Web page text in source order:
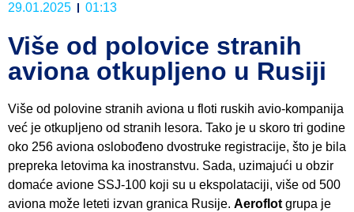
29.01.2025 01:13
Više od polovice stranih
aviona otkupljeno u Rusiji
Više od polovine stranih aviona u floti ruskih avio-kompanija
već je otkupljeno od stranih lesora. Tako je u skoro tri godine
oko 256 aviona oslobođeno dvostruke registracije, što je bila
prepreka letovima ka inostranstvu. Sada, uzimajući u obzir
domaće avione SSJ-100 koji su u ekspolataciji, više od 500
aviona može leteti izvan granica Rusije. Aeroflot grupa je